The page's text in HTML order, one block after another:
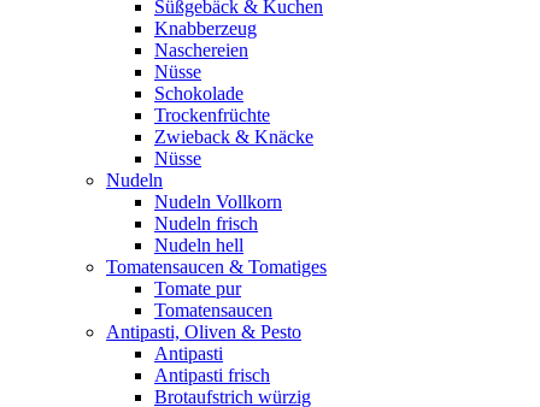
Süßgebäck & Kuchen
Knabberzeug
Naschereien
Nüsse
Schokolade
Trockenfrüchte
Zwieback & Knäcke
Nüsse
Nudeln
Nudeln Vollkorn
Nudeln frisch
Nudeln hell
Tomatensaucen & Tomatiges
Tomate pur
Tomatensaucen
Antipasti, Oliven & Pesto
Antipasti
Antipasti frisch
Brotaufstrich würzig